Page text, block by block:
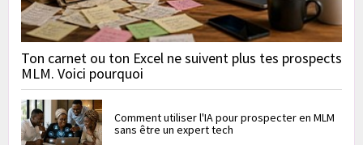
Ton carnet ou ton Excel ne suivent plus tes prospects
MLM. Voici pourquoi
Comment utiliser l'IA pour prospecter en MLM
sans être un expert tech